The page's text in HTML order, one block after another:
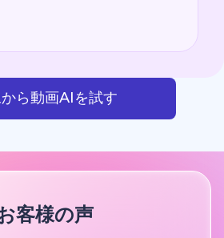
ら動画AIを試す
客様の声